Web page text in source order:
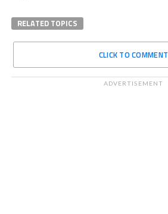
RELATED TOPICS
CLICK TO COMMENT
ADVERTISEMENT